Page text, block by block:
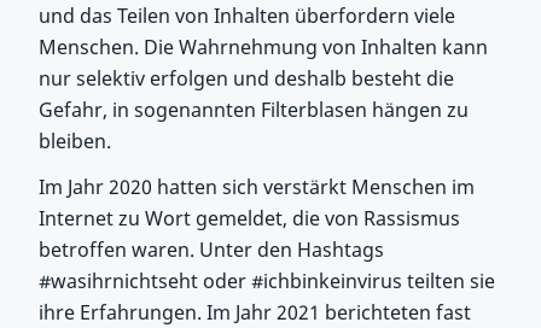
und das Teilen von Inhalten überfordern viele
Menschen. Die Wahrnehmung von Inhalten kann
nur selektiv erfolgen und deshalb besteht die
Gefahr, in sogenannten Filterblasen hängen zu
bleiben.
Im Jahr 2020 hatten sich verstärkt Menschen im
Internet zu Wort gemeldet, die von Rassismus
betroffen waren. Unter den Hashtags
#wasihrnichtseht oder #ichbinkeinvirus teilten sie
ihre Erfahrungen. Im Jahr 2021 berichteten fast